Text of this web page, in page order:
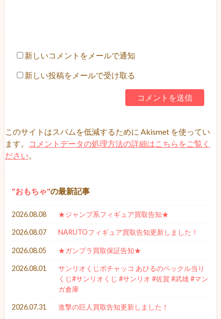
新しいコメントをメールで通知
新しい投稿をメールで受け取る
このサイトはスパムを低減するために Akismet を使ってい
ます。
コメントデータの処理方法の詳細はこちらをご覧く
ださい。
おもちゃ の最新記事
2026.08.08 ★ジャンプ系フィギュア買取告知★
2026.08.07 NARUTOフィギュア買取告知更新しました！
2026.08.05 ★ガンプラ買取保証告知★
2026.08.01
サンリオくじポチャッコ あひるのペックル当り
くじ#サンリオくじ #サンリオ #佐賀 #武雄 #マン
ガ倉庫
2026.07.31 進撃の巨人買取告知更新しました！